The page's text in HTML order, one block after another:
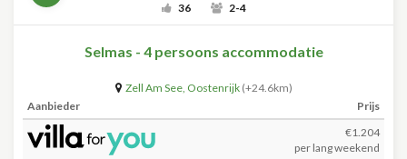
36 2-4
Selmas - 4 persoons accommodatie
Zell Am See, Oostenrijk (+24.6km)
Aanbieder
Prijs
€1.204
per lang weekend